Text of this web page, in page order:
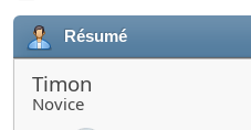
Résumé
Timon
Novice